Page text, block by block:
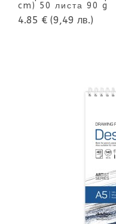
cm) 50 листа 90 g
4.85 € (9,49 лв.)